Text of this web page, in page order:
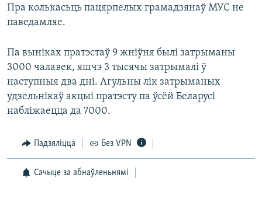
Пра колькасьць пацярпелых грамадзянаў МУС не
паведамляе.
Па выніках пратэстаў 9 жніўня былі затрыманы
3000 чалавек, яшчэ 3 тысячы затрымалі ў
наступныя два дні. Агульны лік затрыманых
удзельнікаў акцыі пратэсту па ўсёй Беларусі
набліжаецца да 7000.
Падзяліцца Без VPN
Сачыце за абнаўленьнямі